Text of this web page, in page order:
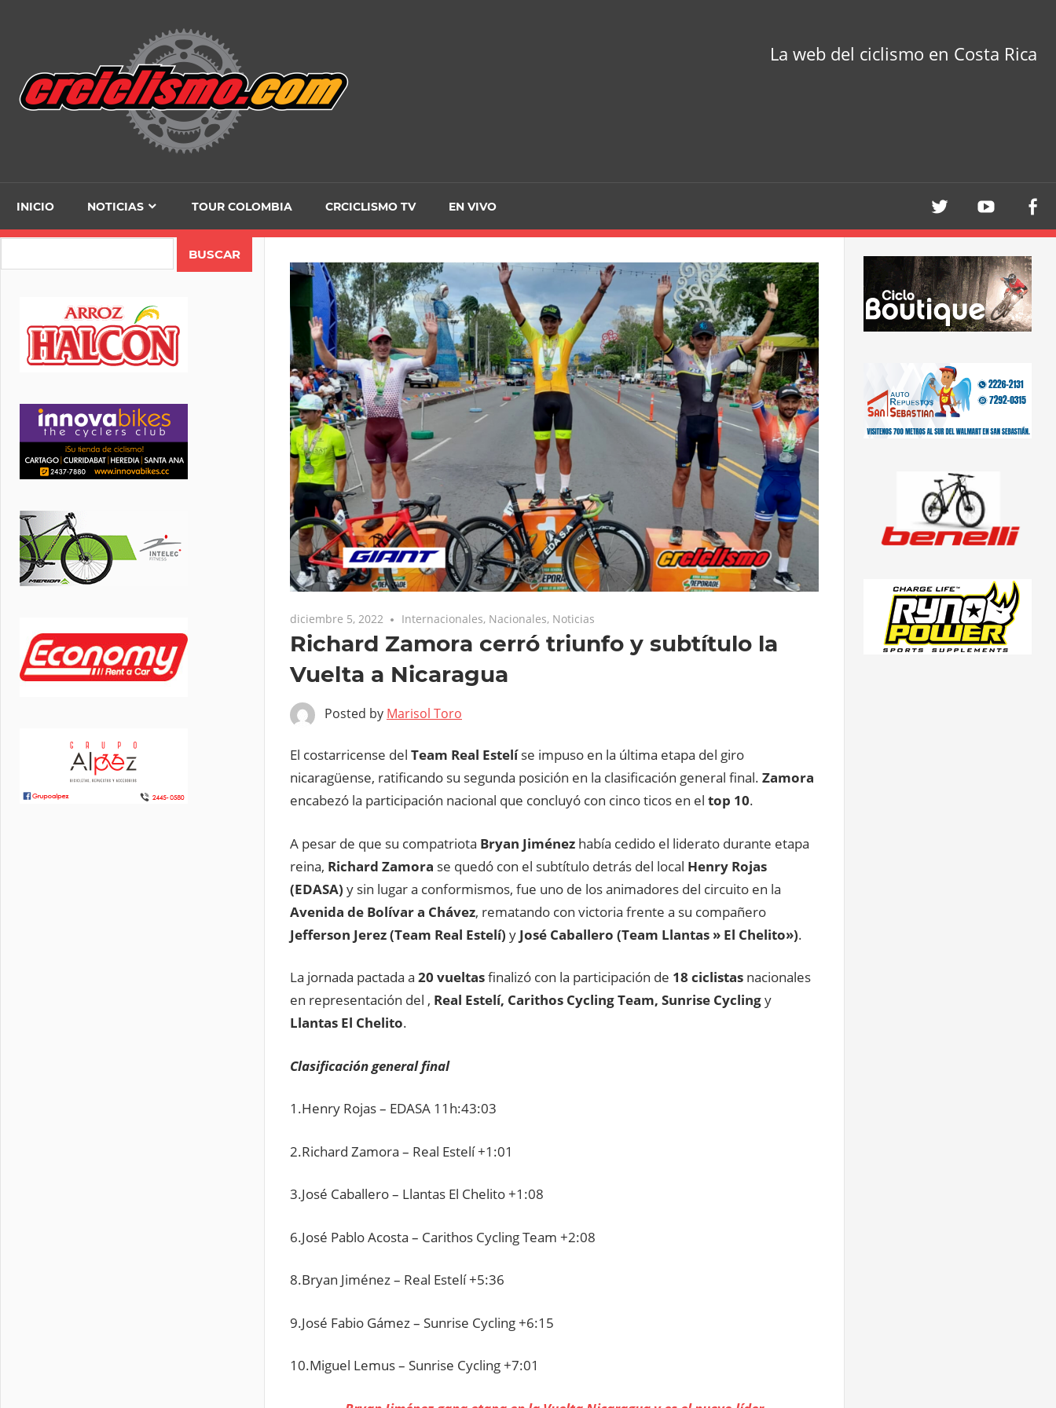
La web del ciclismo en Costa Rica
INICIO NOTICIAS TOUR COLOMBIA CRCICLISMO TV EN VIVO
diciembre 5, 2022 Internacionales, Nacionales, Noticias
Richard Zamora cerró triunfo y subtítulo la
Vuelta a Nicaragua
Posted by Marisol Toro
El costarricense del Team Real Estelíse impuso en la última etapa del giro
nicaragüense, ratificando su segunda posición en la clasificación general final. Zamora
encabezó la participación nacional que concluyó con cinco ticos en el top 10.
A pesar de que su compatriota Bryan Jiménez había cedido el liderato durante etapa
reina, Richard Zamora se quedó con el subtítulo detrás del local Henry Rojas
(EDASA) y sin lugar a conformismos, fue uno de los animadores del circuito en la
Avenida de Bolívar a Chávez, rematando con victoria frente a su compañero
Jefferson Jerez (Team Real Estelí) y José Caballero (Team Llantas » El Chelito»).
La jornada pactada a 20 vueltasfinalizó con la participación de 18 ciclistas nacionales
en representación del , Real Estelí, Carithos Cycling Team, Sunrise Cyclingy
Llantas El Chelito.
Clasificación general final
1.Henry Rojas – EDASA 11h:43:03
2.Richard Zamora – Real Estelí +1:01
3.José Caballero – Llantas El Chelito +1:08
6.José Pablo Acosta – Carithos Cycling Team +2:08
8.Bryan Jiménez – Real Estelí +5:36
9.José Fabio Gámez – Sunrise Cycling +6:15
10.Miguel Lemus – Sunrise Cycling +7:01